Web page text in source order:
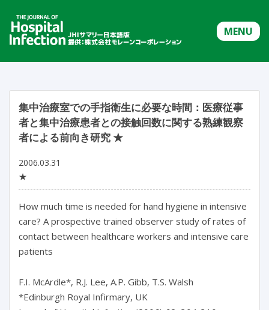
MENU
集中治療室での手指衛生に必要な時間：医療従事
者と集中治療患者との接触回数に関する熟練観察
者による前向き研究 ★
2006.03.31
★
How much time is needed for hand hygiene in intensive
care? A prospective trained observer study of rates of
contact between healthcare workers and intensive care
patients
F.I. McArdle*, R.J. Lee, A.P. Gibb, T.S. Walsh
*Edinburgh Royal Infirmary, UK